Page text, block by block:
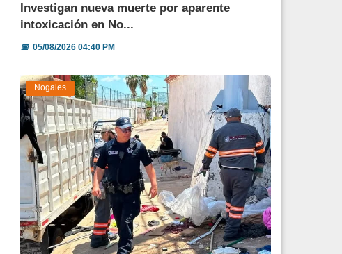
Investigan nueva muerte por aparente
intoxicación en No...
📅05/08/2026 04:40 PM
Nogales
Invitan a reportar espacios públicos
invadidos a través...